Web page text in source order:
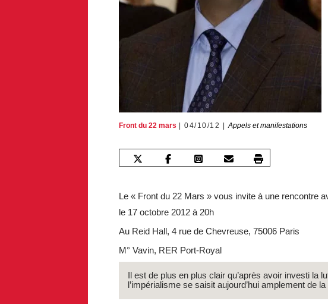
Front du 22 mars 04/10/12 Appels et manifestations
Le « Front du 22 Mars » vous invite à une rencontre
le 17 octobre 2012 à 20h
Au Reid Hall, 4 rue de Chevreuse, 75006 Paris
M° Vavin, RER Port-Royal
Il est de plus en plus clair qu’après avoir investi la
l’impérialisme se saisit aujourd’hui amplement de